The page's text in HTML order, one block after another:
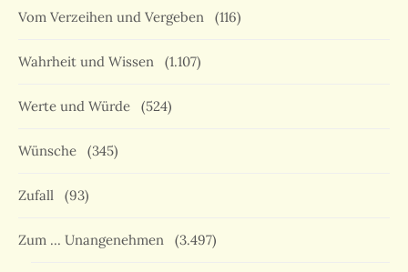
Vom Verzeihen und Vergeben (116)
Wahrheit und Wissen (1.107)
Werte und Würde (524)
Wünsche (345)
Zufall (93)
Zum … Unangenehmen (3.497)